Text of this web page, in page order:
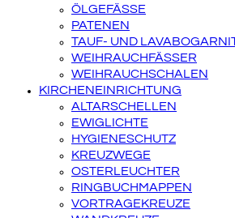
ÖLGEFÄSSE
PATENEN
TAUF- UND
WEIHRAUCHFÄSSER
WEIHRAUCHSCHALEN
KIRCHENEINRICHTUNG
ALTARSCHELLEN
EWIGLICHTE
HYGIENESCHUTZ
KREUZWEGE
OSTERLEUCHTER
RINGBUCHMAPPEN
VORTRAGEKREUZE